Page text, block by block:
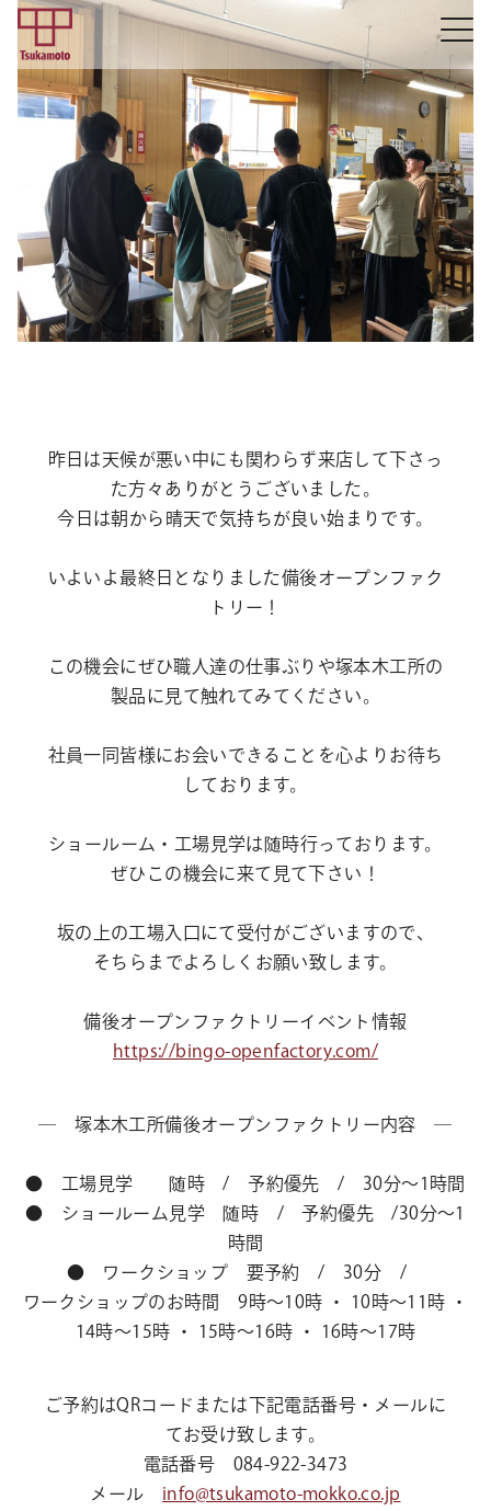
昨日は天候が悪い中にも関わらず来店して下さっ
た方々ありがとうございました。
今日は朝から晴天で気持ちが良い始まりです。
いよいよ最終日となりました備後オープンファク
トリー！
この機会にぜひ職人達の仕事ぶりや塚本木工所の
製品に見て触れてみてください。
社員一同皆様にお会いできることを心よりお待ち
しております。
ショールーム・工場見学は随時行っております。
ぜひこの機会に来て見て下さい！
坂の上の工場入口にて受付がございますので、
そちらまでよろしくお願い致します。
備後オープンファクトリーイベント情報
https://bingo-openfactory.com/
― 塚本木工所備後オープンファクトリー内容 ―
● 工場見学 随時 / 予約優先 / 30分～1時間
● ショールーム見学 随時 / 予約優先 /30分～1
時間
● ワークショップ 要予約 / 30分 /
ワークショップのお時間 9時～10時 ・ 10時～11時 ・
14時～15時 ・ 15時～16時 ・ 16時～17時
ご予約はQRコードまたは下記電話番号・メールに
てお受け致します。
電話番号 084-922-3473
メール info@tsukamoto-mokko.co.jp